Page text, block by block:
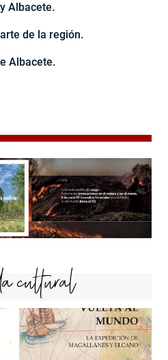
Albacete.
de la región.
Albacete.
cultural